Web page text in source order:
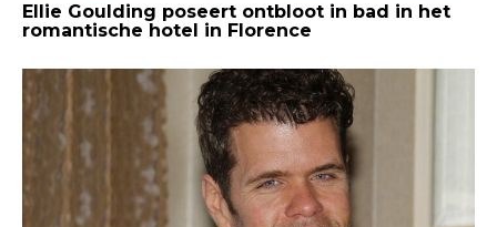
Ellie Goulding poseert ontbloot in bad in het
romantische hotel in Florence